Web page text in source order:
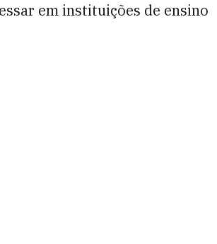
em instituições de ensino